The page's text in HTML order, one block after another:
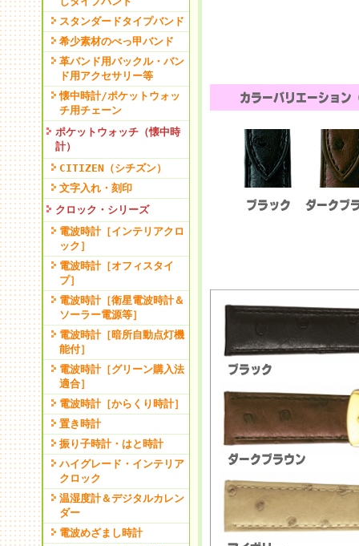
スタンダードタイプバンド
希少素材のべっ甲バンド
革バンド用バックル・バン
ド用アクセサリー等
懐中時計/ポケットウォッ
チ用チェーン
ポケットウォッチ（懐中時
計）
CITIZEN（シチズン）
文字入れ・刻印
クロック・シリーズ
電波時計［インテリアクロ
ック］
電波時計［オフィスタイ
プ］
電波時計［衛星電波時計＆
ソーラー電源等］
電波時計［暗所自動点灯機
能付］
電波時計［グリーン購入法
適合］
電波時計［からくり時計］
置き時計
振り子時計・はと時計
ハイグレード・インテリア
クロック
温湿度計＆デジタルカレン
ダー
電波めざまし時計